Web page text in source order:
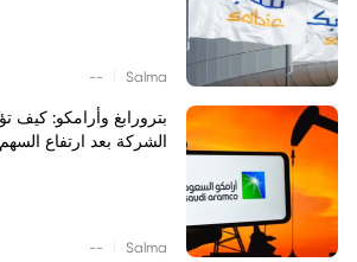
Salma
--
الشركة بعد ارتفاع السهم 148%؟
Salma
--